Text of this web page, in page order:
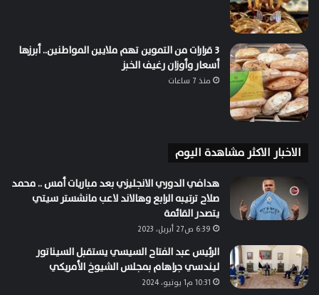
3 قرارات من التموين تهم ملايين المواطنين.. أبرزها
أسعار وأوزان رغيف الخبز
منذ 7 ساعات
الاخبار الاكثر مشاهدة اليوم
هدافي الدوري الانجليزي بعد مباريات أمس .. محمد
صلاح ترتيبه الرابع وهالاند لاعب مانشستر سيتي
يتصدر القائمة
6:39 ص27 أبريل، 2023
الرئيس عبد الفتاح السيسي يستقبل السيناتور
ليندسي جراهام بمجلس الشيوخ الأمريكي
10:31 م1 يونيو، 2024